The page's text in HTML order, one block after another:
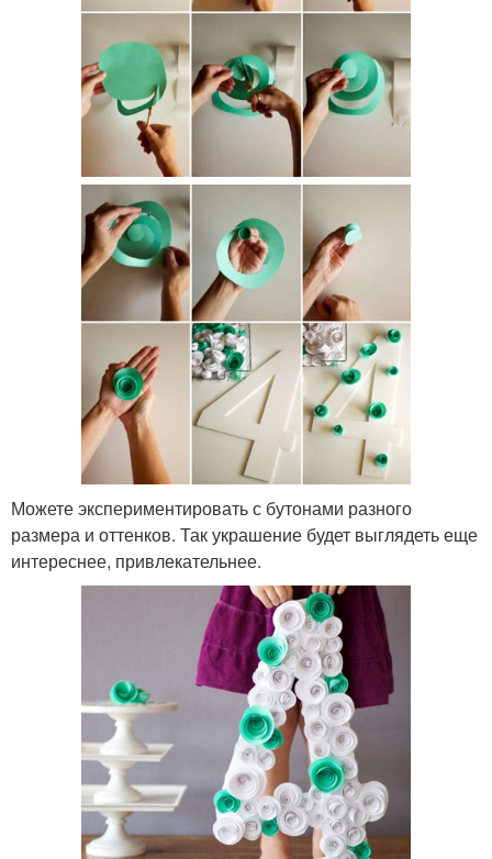
Можете экспериментировать с бутонами разного
размера и оттенков. Так украшение будет выглядеть еще
интереснее, привлекательнее.